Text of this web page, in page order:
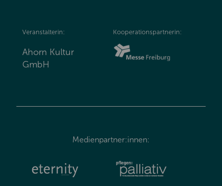
Veranstalterin:
Ahorn Kultur
GmbH
Kooperationspartnerin:
Medienpartner:innen: